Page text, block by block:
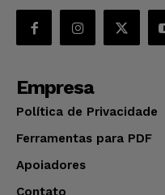
Empresa
Política de Privacidade
Ferramentas para PDF
Apoiadores
Contato